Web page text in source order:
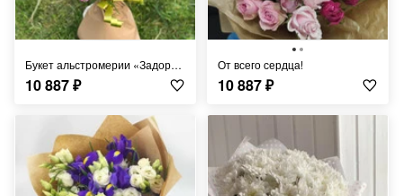
Букет альстромерии «Задорный»
10 887₽
от всего сердца!
10 887₽